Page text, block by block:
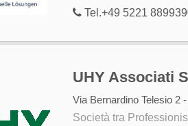
Tel.+49 5221
UHY Associati
Via Bernardino Telesio 2
Società tra